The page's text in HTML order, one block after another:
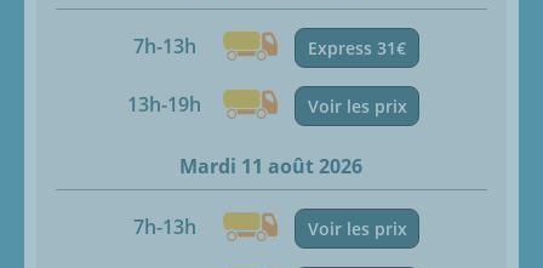
7h-13h Express 31€
13h-19h Voir les prix
Mardi 11 août 2026
7h-13h Voir les prix